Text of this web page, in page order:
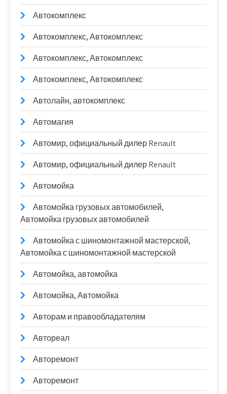
Автокомплекс
Автокомплекс, Автокомплекс
Автокомплекс, Автокомплекс
Автокомплекс, Автокомплекс
Автолайн, автокомплекс
Автомагия
Автомир, официальный дилер Renault
Автомир, официальный дилер Renault
Автомойка
Автомойка грузовых автомобилей,
Автомойка грузовых автомобилей
Автомойка с шиномонтажной мастерской,
Автомойка с шиномонтажной мастерской
Автомойка, автомойка
Автомойка, Автомойка
Авторам и правообладателям
Автореал
Авторемонт
Авторемонт